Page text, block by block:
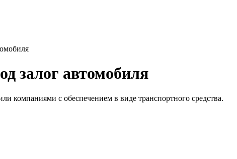
залог автомобиля
компаниями с обеспечением в виде транспортного средства.